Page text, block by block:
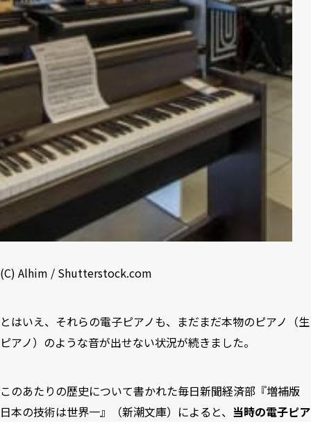
(C) Alhim / Shutterstock.com
とはいえ、それらの電子ピアノも、まだまだ本物のピアノ（生
ピアノ）のような音が出せない状況が続きました。
このあたりの歴史について書かれた毎日新聞経済部『増補版
日本の技術は世界一』（新潮文庫）によると、 当時の電子ピア